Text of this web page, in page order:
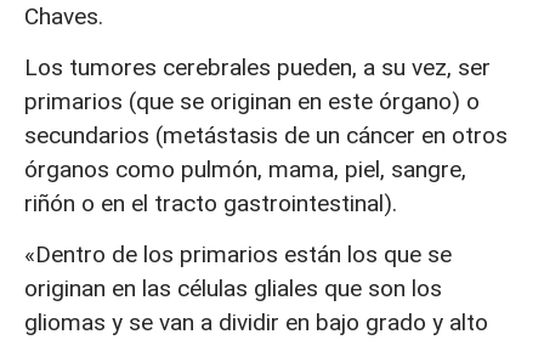
Chaves.
Los tumores cerebrales pueden, a su vez, ser
primarios (que se originan en este órgano) o
secundarios (metástasis de un cáncer en otros
órganos como pulmón, mama, piel, sangre,
riñón o en el tracto gastrointestinal).
«Dentro de los primarios están los que se
originan en las células gliales que son los
gliomas y se van a dividir en bajo grado y alto